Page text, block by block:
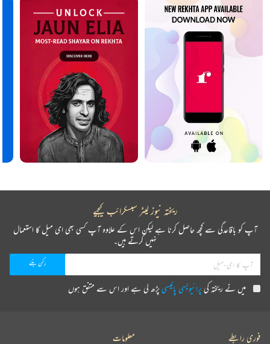
ریختہ نیوز لیٹر سبسکرائب کیجیے
آپ کو باقاعدگی سے کچھ حاصل کرنا ہے لیکن اس کے علاوہ آپ کسی بھی ای میل کا استعمال
نہیں کرتے ہیں۔
میں نے ریختہ کیپرائیویسی پالیسیپڑھ لی ہے اور اس سے متفق ہوں
فوری رابطے معلومات